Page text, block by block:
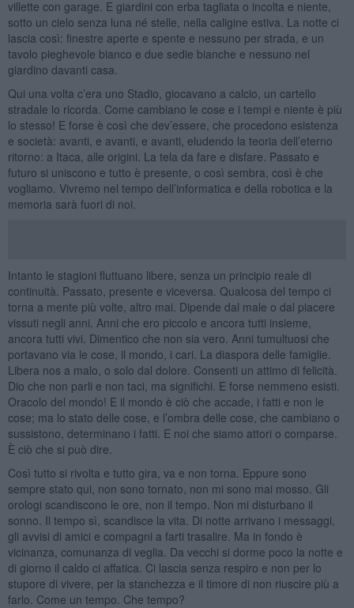
villette con garage. E giardini con erba tagliata o incolta e niente,
sotto un cielo senza luna né stelle, nella caligine estiva. La notte ci
lascia così: finestre aperte e spente e nessuno per strada, e un
tavolo pieghevole bianco e due sedie bianche e nessuno nel
giardino davanti casa.
Qui una volta c’era uno Stadio, giocavano a calcio, un cartello
stradale lo ricorda. Come cambiano le cose e i tempi e niente è più
lo stesso! E forse è così che dev’essere, che procedono esistenza
e società: avanti, e avanti, e avanti, eludendo la teoria dell’eterno
ritorno: a Itaca, alle origini. La tela da fare e disfare. Passato e
futuro si uniscono e tutto è presente, o così sembra, così è che
vogliamo. Vivremo nel tempo dell’informatica e della robotica e la
memoria sarà fuori di noi.
Intanto le stagioni fluttuano libere, senza un principio reale di
continuità. Passato, presente e viceversa. Qualcosa del tempo ci
torna a mente più volte, altro mai. Dipende dal male o dal piacere
vissuti negli anni. Anni che ero piccolo e ancora tutti insieme,
ancora tutti vivi. Dimentico che non sia vero. Anni tumultuosi che
portavano via le cose, il mondo, i cari. La diaspora delle famiglie.
Libera nos a malo, o solo dal dolore. Consenti un attimo di felicità.
Dio che non parli e non taci, ma significhi. E forse nemmeno esisti.
Oracolo del mondo! E il mondo è ciò che accade, i fatti e non le
cose; ma lo stato delle cose, e l’ombra delle cose, che cambiano o
sussistono, determinano i fatti. E noi che siamo attori o comparse.
È ciò che si può dire.
Così tutto si rivolta e tutto gira, va e non torna. Eppure sono
sempre stato qui, non sono tornato, non mi sono mai mosso. Gli
orologi scandiscono le ore, non il tempo. Non mi disturbano il
sonno. Il tempo sì, scandisce la vita. Di notte arrivano i messaggi,
gli avvisi di amici e compagni a farti trasalire. Ma in fondo è
vicinanza, comunanza di veglia. Da vecchi si dorme poco la notte e
di giorno il caldo ci affatica. Ci lascia senza respiro e non per lo
stupore di vivere, per la stanchezza e il timore di non riuscire più a
farlo. Come un tempo. Che tempo?